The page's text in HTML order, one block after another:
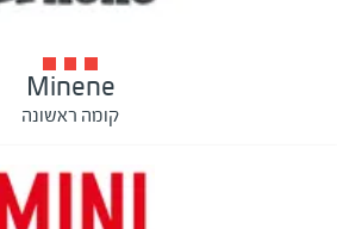
Minene
קומה ראשונה